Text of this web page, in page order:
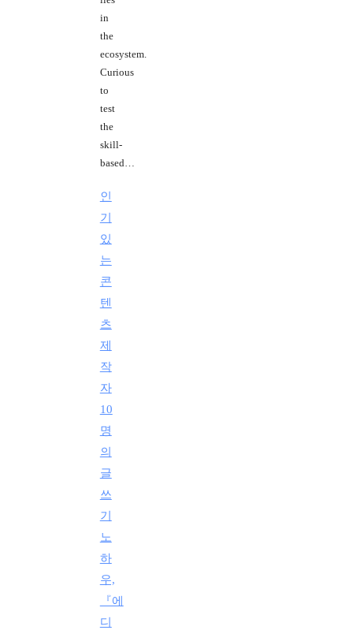
in
the
ecosystem.
Curious
to
test
the
skill-
based…
인
기
있
는
콘
텐
츠
제
작
자
10
명
의
글
쓰
기
노
하
우,
『에
디